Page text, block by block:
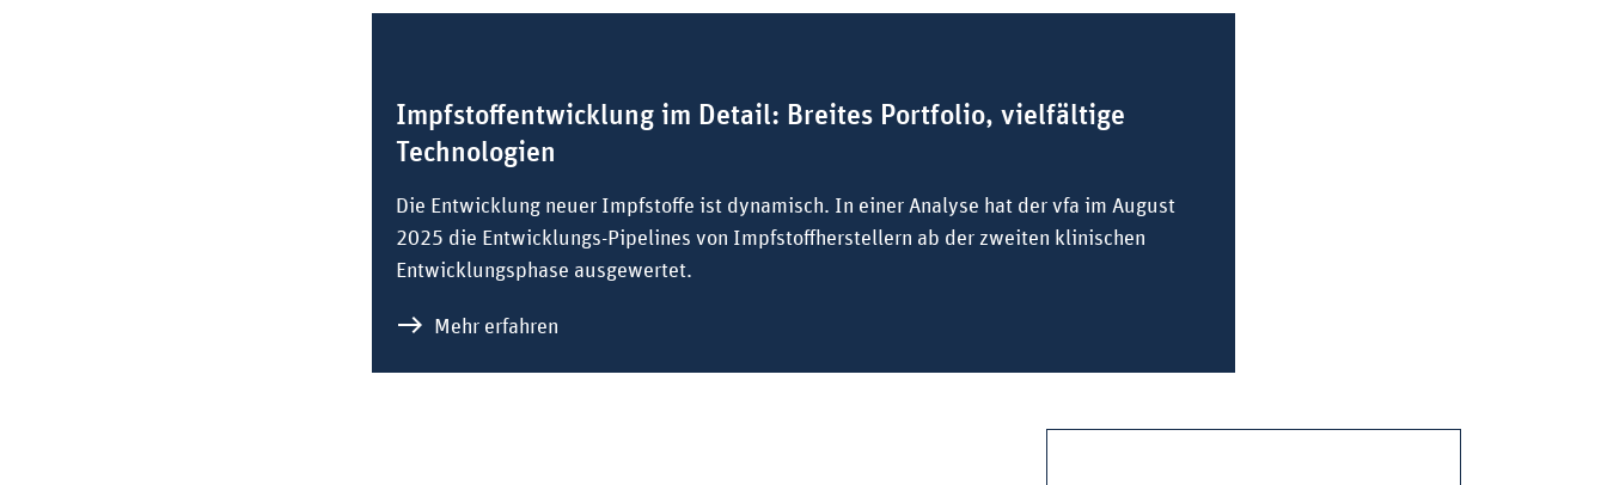
Impfstoffentwicklung im Detail: Breites Portfolio, vielfältige
Technologien
Die Entwicklung neuer Impfstoffe ist dynamisch. In einer Analyse hat der vfa im August
2025 die Entwicklungs-Pipelines von Impfstoffherstellern ab der zweiten klinischen
Entwicklungsphase ausgewertet.
Mehr erfahren